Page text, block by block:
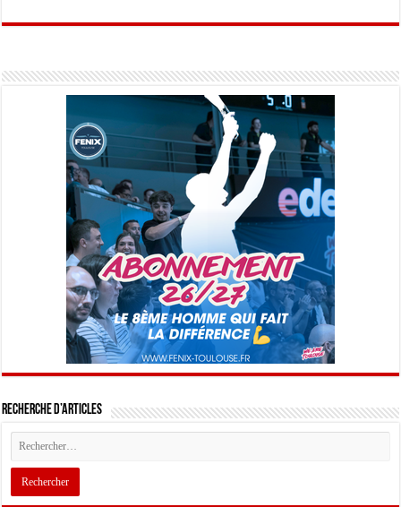
Recherche d’articles